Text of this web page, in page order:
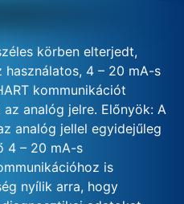
körben elterjedt,
4 – 20 mA-s
kommunikációt
analóg jelre. Előnyök: A
analóg jellel egyidejűleg
4 – 20 mA-s
is
nyílik arra, hogy